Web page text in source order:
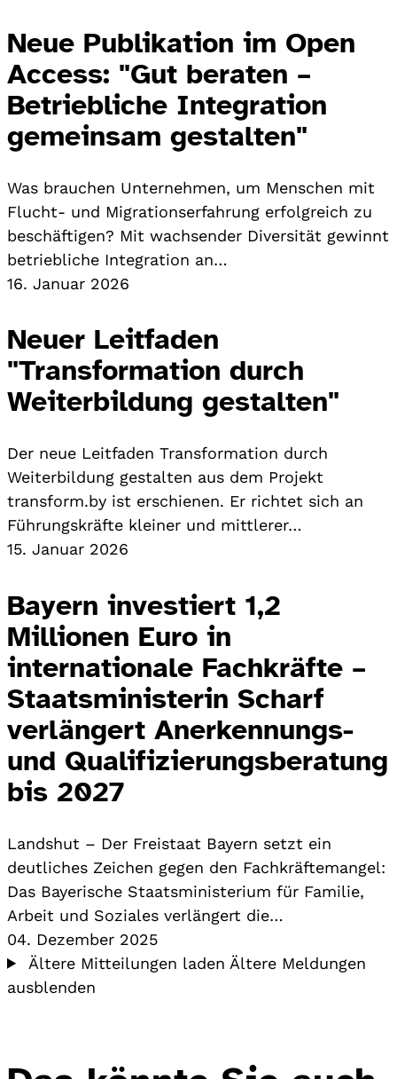
Neue Publikation im Open
Access: "Gut beraten –
Betriebliche Integration
gemeinsam gestalten"
Was brauchen Unternehmen, um Menschen mit
Flucht- und Migrationserfahrung erfolgreich zu
beschäftigen? Mit wachsender Diversität gewinnt
betriebliche Integration an…
16. Januar 2026
Neuer Leitfaden
"Transformation durch
Weiterbildung gestalten"
Der neue Leitfaden Transformation durch
Weiterbildung gestalten aus dem Projekt
transform.by ist erschienen. Er richtet sich an
Führungskräfte kleiner und mittlerer…
15. Januar 2026
Bayern investiert 1,2
Millionen Euro in
internationale Fachkräfte –
Staatsministerin Scharf
verlängert Anerkennungs-
und Qualifizierungsberatung
bis 2027
Landshut – Der Freistaat Bayern setzt ein
deutliches Zeichen gegen den Fachkräftemangel:
Das Bayerische Staatsministerium für Familie,
Arbeit und Soziales verlängert die…
04. Dezember 2025
Ältere Mitteilungen laden Ältere Meldungen
ausblenden